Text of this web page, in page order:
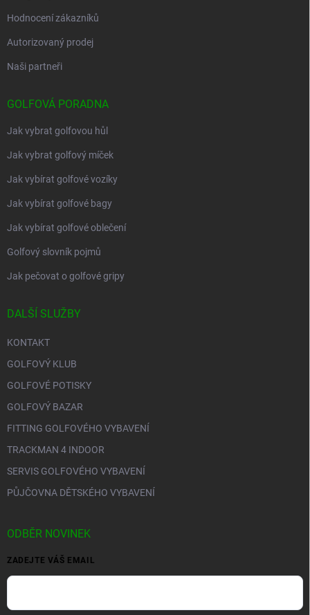
Hodnocení zákazníků
Autorizovaný prodej
Naši partneři
GOLFOVÁ PORADNA
Jak vybrat golfovou hůl
Jak vybrat golfový míček
Jak vybírat golfové vozíky
Jak vybírat golfové bagy
Jak vybírat golfové oblečení
Golfový slovník pojmů
Jak pečovat o golfové gripy
DALŠÍ SLUŽBY
KONTAKT
GOLFOVÝ KLUB
GOLFOVÉ POTISKY
GOLFOVÝ BAZAR
FITTING GOLFOVÉHO VYBAVENÍ
TRACKMAN 4 INDOOR
SERVIS GOLFOVÉHO VYBAVENÍ
PŮJČOVNA DĚTSKÉHO VYBAVENÍ
ODBĚR NOVINEK
ZADEJTE VÁŠ EMAIL